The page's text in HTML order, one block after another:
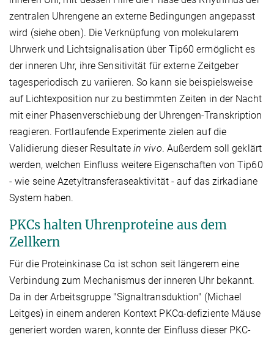
zentralen Uhrengene an externe Bedingungen angepasst
wird (siehe oben). Die Verknüpfung von molekularem
Uhrwerk und Lichtsignalisation über Tip60 ermöglicht es
der inneren Uhr, ihre Sensitivität für externe Zeitgeber
tagesperiodisch zu variieren. So kann sie beispielsweise
auf Lichtexposition nur zu bestimmten Zeiten in der Nacht
mit einer Phasenverschiebung der Uhrengen-Transkription
reagieren. Fortlaufende Experimente zielen auf die
Validierung dieser Resultate in vivo. Außerdem soll geklärt
werden, welchen Einfluss weitere Eigenschaften von Tip60
- wie seine Azetyltransferaseaktivität - auf das zirkadiane
System haben.
PKCs halten Uhrenproteine aus dem
Zellkern
Für die Proteinkinase Cα ist schon seit längerem eine
Verbindung zum Mechanismus der inneren Uhr bekannt.
Da in der Arbeitsgruppe "Signaltransduktion" (Michael
Leitges) in einem anderen Kontext PKCα-defiziente Mäuse
generiert worden waren, konnte der Einfluss dieser PKC-